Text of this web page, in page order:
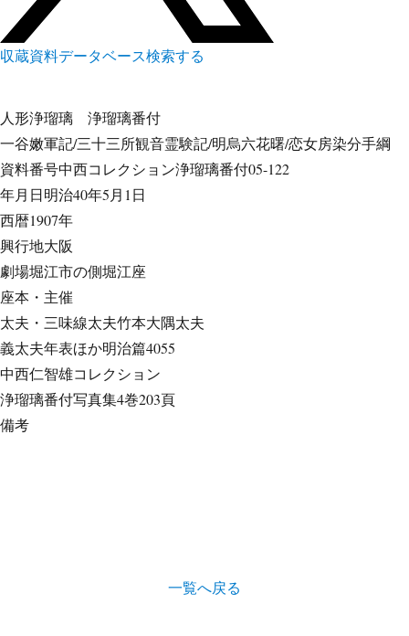
収蔵資料データベース検索する
人形浄瑠璃 浄瑠璃番付
一谷嫩軍記/三十三所観音霊験記/明烏六花曙/恋女房染分手綱
資料番号中西コレクション浄瑠璃番付05-122
年月日明治40年5月1日
西暦1907年
興行地大阪
劇場堀江市の側堀江座
座本・主催
太夫・三味線太夫竹本大隅太夫
義太夫年表ほか明治篇4055
中西仁智雄コレクション
浄瑠璃番付写真集4巻203頁
備考
一覧へ戻る